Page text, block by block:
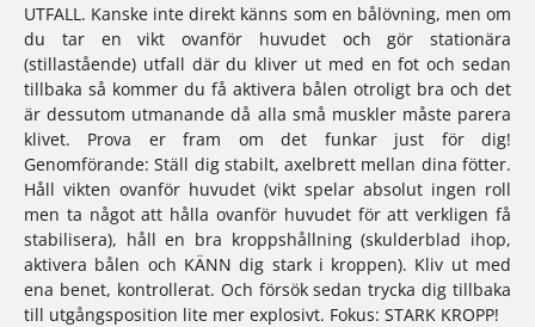
UTFALL. Kanske inte direkt känns som en bålövning, men om
du tar en vikt ovanför huvudet och gör stationära
(stillastående) utfall där du kliver ut med en fot och sedan
tillbaka så kommer du få aktivera bålen otroligt bra och det
är dessutom utmanande då alla små muskler måste parera
klivet. Prova er fram om det funkar just för dig!
Genomförande: Ställ dig stabilt, axelbrett mellan dina fötter.
Håll vikten ovanför huvudet (vikt spelar absolut ingen roll
men ta något att hålla ovanför huvudet för att verkligen få
stabilisera), håll en bra kroppshållning (skulderblad ihop,
aktivera bålen och KÄNN dig stark i kroppen). Kliv ut med
ena benet, kontrollerat. Och försök sedan trycka dig tillbaka
till utgångsposition lite mer explosivt. Fokus: STARK KROPP!